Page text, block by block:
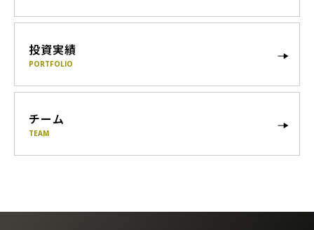
投資実績
PORTFOLIO
チーム
TEAM